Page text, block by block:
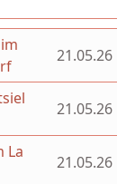
21.05.26
21.05.26
La
21.05.26